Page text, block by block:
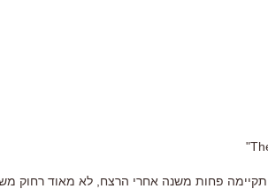
פחות משנה אחרי הרצח, לא מאוד רחוק